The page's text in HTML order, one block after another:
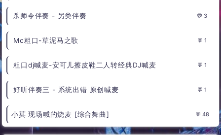
杀师令伴奏 - 另类伴奏 3
Mc粗口-草泥马之歌 1
粗口dj喊麦-安可儿擦皮鞋二人转经典DJ喊麦 1
好听伴奏三 - 系统出错 原创喊麦 1
小莫 现场喊的烧麦 [综合舞曲] 48